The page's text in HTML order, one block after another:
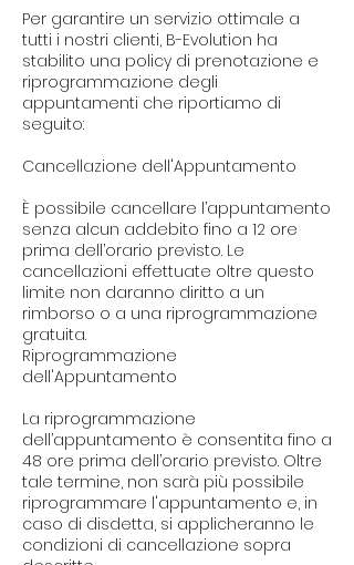
Per garantire un servizio ottimale a
tutti i nostri clienti, B-Evolution ha
stabilito una policy di prenotazione e
riprogrammazione degli
appuntamenti che riportiamo di
seguito:
Cancellazione dell'Appuntamento
È possibile cancellare l’appuntamento
senza alcun addebito fino a 12 ore
prima dell’orario previsto. Le
cancellazioni effettuate oltre questo
limite non daranno diritto a un
rimborso o a una riprogrammazione
gratuita.
Riprogrammazione
dell'Appuntamento
La riprogrammazione
dell’appuntamento è consentita fino a
48 ore prima dell’orario previsto. Oltre
tale termine, non sarà più possibile
riprogrammare l'appuntamento e, in
caso di disdetta, si applicheranno le
condizioni di cancellazione sopra